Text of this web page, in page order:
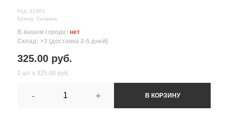
Код: 31963
Бренд: Сызрань
В вашем городе: нет
Склад: >3 (доставка 2-5 дней)
325.00 руб.
1 шт х 325.00 руб.
- + В КОРЗИНУ